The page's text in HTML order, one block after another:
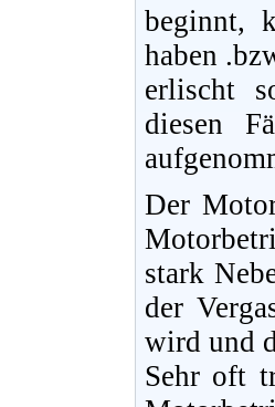
beginnt,
haben
erlischt
diesen
Der
stark
der
wird und
Sehr oft